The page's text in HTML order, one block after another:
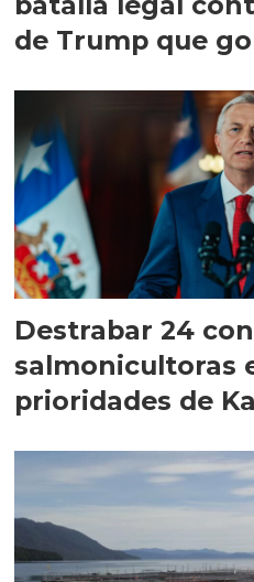
de Trump que
Destrabar 24
salmonicultoras
prioridades de